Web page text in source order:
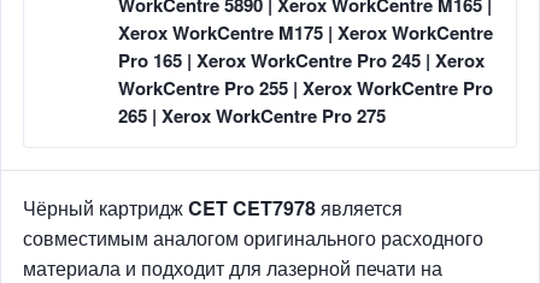
Xerox WorkCentre M175 | Xerox WorkCentre
Pro 165 | Xerox WorkCentre Pro 245 | Xerox
WorkCentre Pro 255 | Xerox WorkCentre Pro
265 | Xerox WorkCentre Pro 275
Чёрный картриджCET CET7978является
совместимым аналогом оригинального расходного
материала и подходит для лазерной печати на